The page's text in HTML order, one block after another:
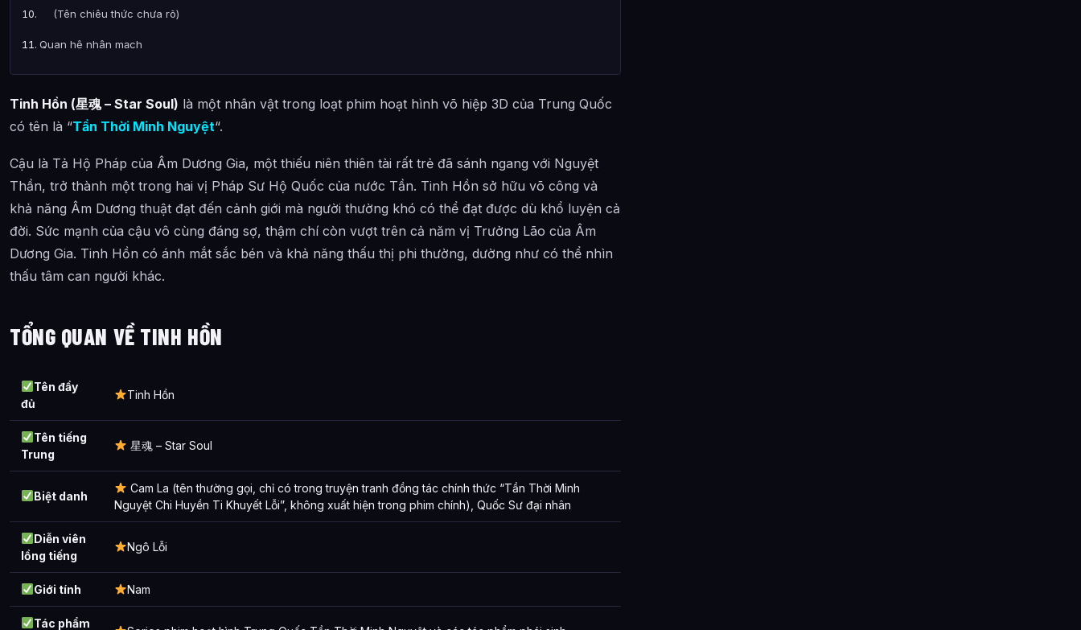
(Tên chiêu thức chưa rõ)
Quan hệ nhân mạch
Kinh lịch nhân sinh
Truyện tranh đồng tác chính thức
Phiên bản game web đặc biệt
Phần 3
Phần 5
Phần 6
Danh sách xuất hiện
Phim hoạt hình
Những câu nói nổi tiếng
Phần 4
Phiên bản game web đặc biệt
Phần 5
Truyện tranh đồng tác
Ảnh về Tinh Hồn
Bài Viết Liên Quan
Tinh Hồn (星魂 – Star Soul) là một nhân vật trong loạt phim hoạt hình võ hiệp 3D của Trung Quốc
có tên là “Tần Thời Minh Nguyệt“.
Cậu là Tả Hộ Pháp của Âm Dương Gia, một thiếu niên thiên tài rất trẻ đã sánh ngang với Nguyệt
Thần, trở thành một trong hai vị Pháp Sư Hộ Quốc của nước Tần. Tinh Hồn sở hữu võ công và
khả năng Âm Dương thuật đạt đến cảnh giới mà người thường khó có thể đạt được dù khổ luyện cả
đời. Sức mạnh của cậu vô cùng đáng sợ, thậm chí còn vượt trên cả năm vị Trưởng Lão của Âm
Dương Gia. Tinh Hồn có ánh mắt sắc bén và khả năng thấu thị phi thường, dường như có thể nhìn
thấu tâm can người khác.
TỔNG QUAN VỀ TINH HỒN
Tên đầy
đủ
Tinh Hồn
Tên tiếng
Trung
星魂 – Star Soul
Biệt danh
Cam La (tên thường gọi, chỉ có trong truyện tranh đồng tác chính thức “Tần Thời Minh
Nguyệt Chi Huyền Ti Khuyết Lỗi”, không xuất hiện trong phim chính), Quốc Sư đại nhân
Diễn viên
lồng tiếng
Ngô Lỗi
Giới tính Nam
Tác phẩm